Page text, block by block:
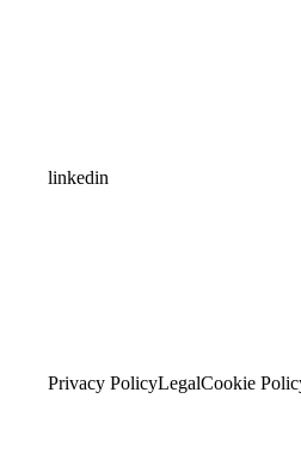
linkedin
Privacy PolicyLegalCookie